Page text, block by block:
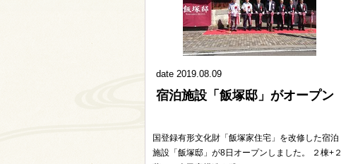
date 2019.08.09
宿泊施設「飯塚邸」がオープン
国登録有形文化財「飯塚家住宅」を改修した宿泊
施設「飯塚邸」が8日オープンしました。 ２棟+２